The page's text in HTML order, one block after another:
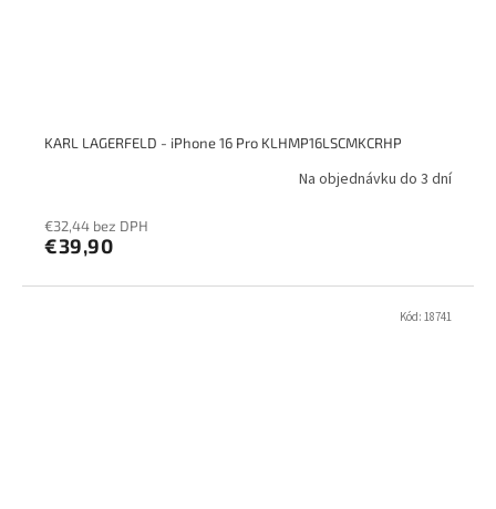
KARL LAGERFELD - iPhone 16 Pro KLHMP16LSCMKCRHP
Na objednávku do 3 dní
€32,44 bez DPH
€39,90
Kód: 18741